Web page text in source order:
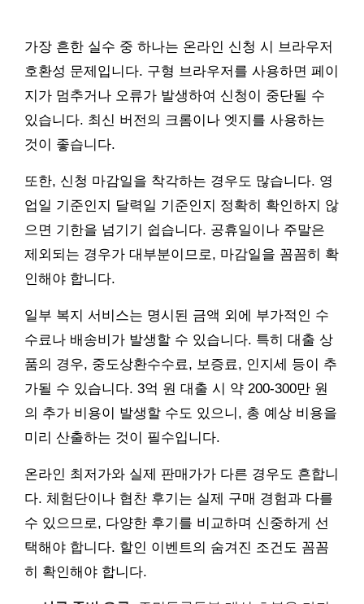
가장 흔한 실수 중 하나는 온라인 신청 시 브라우저
호환성 문제입니다. 구형 브라우저를 사용하면 페이
지가 멈추거나 오류가 발생하여 신청이 중단될 수
있습니다. 최신 버전의 크롬이나 엣지를 사용하는
것이 좋습니다.
또한, 신청 마감일을 착각하는 경우도 많습니다. 영
업일 기준인지 달력일 기준인지 정확히 확인하지 않
으면 기한을 넘기기 쉽습니다. 공휴일이나 주말은
제외되는 경우가 대부분이므로, 마감일을 꼼꼼히 확
인해야 합니다.
일부 복지 서비스는 명시된 금액 외에 부가적인 수
수료나 배송비가 발생할 수 있습니다. 특히 대출 상
품의 경우, 중도상환수수료, 보증료, 인지세 등이 추
가될 수 있습니다. 3억 원 대출 시 약 200-300만 원
의 추가 비용이 발생할 수도 있으니, 총 예상 비용을
미리 산출하는 것이 필수입니다.
온라인 최저가와 실제 판매가가 다른 경우도 흔합니
다. 체험단이나 협찬 후기는 실제 구매 경험과 다를
수 있으므로, 다양한 후기를 비교하며 신중하게 선
택해야 합니다. 할인 이벤트의 숨겨진 조건도 꼼꼼
히 확인해야 합니다.